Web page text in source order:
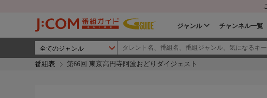
ジャンル チャンネル一覧
番組表 第66回 東京高円寺阿波おどりダイジェスト